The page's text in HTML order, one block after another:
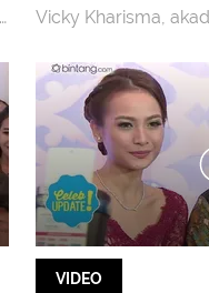
Vicky Kharisma,
(11/12). B
VIDEO